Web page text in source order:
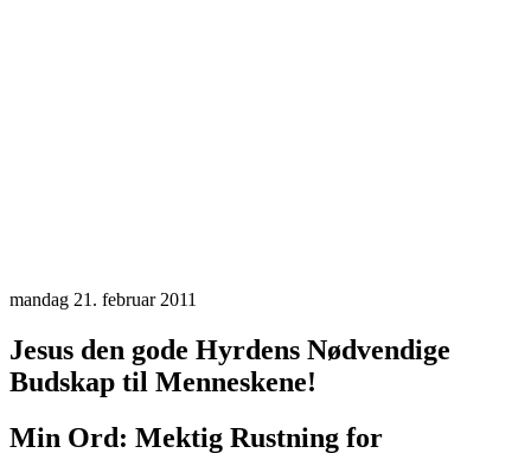
mandag 21. februar 2011
Jesus den gode Hyrdens Nødvendige
Budskap til Menneskene!
Min Ord: Mektig Rustning for